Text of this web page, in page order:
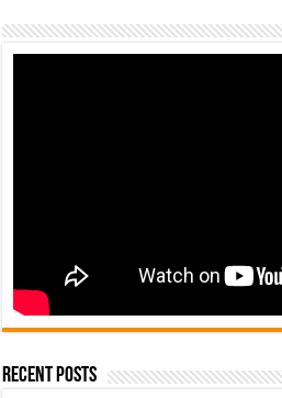
Recent Posts